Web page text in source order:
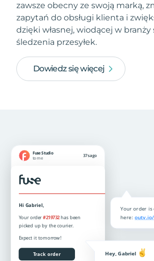
zawsze obecny ze swoją marką,
zapytań do obsługi klienta i
dzięki własnej, wiodącej w
śledzenia przesyłek.
Dowiedz się więcej